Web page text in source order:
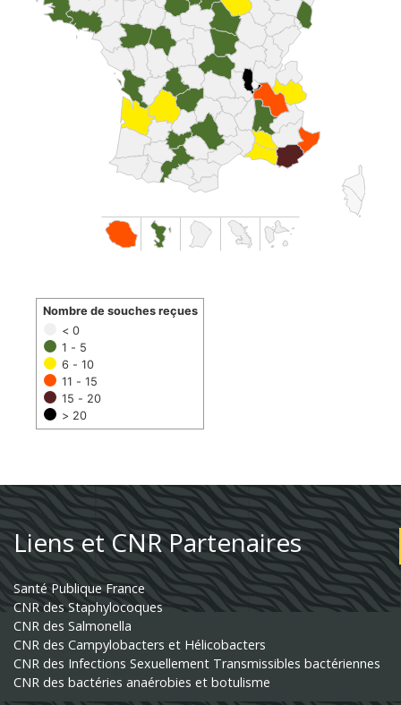
< 0
1 - 5
6 - 10
11 - 15
15 - 20
> 20
Nombre de souches reçues
Liens et CNR Partenaires
Santé Publique France
CNR des Staphylocoques
CNR des Salmonella
CNR des Campylobacters et Hélicobacters
CNR des Infections Sexuellement Transmissibles bactériennes
CNR des bactéries anaérobies et botulisme